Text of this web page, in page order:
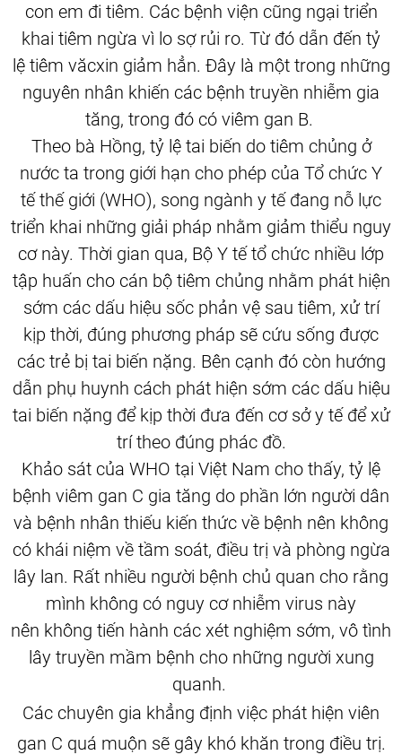
con em đi tiêm. Các bệnh viện cũng ngại triển
khai tiêm ngừa vì lo sợ rủi ro. Từ đó dẫn đến tỷ
lệ tiêm văcxin giảm hẳn. Đây là một trong những
nguyên nhân khiến các bệnh truyền nhiễm gia
tăng, trong đó có viêm gan B.
Theo bà Hồng, tỷ lệ tai biến do tiêm chủng ở
nước ta trong giới hạn cho phép của Tổ chức Y
tế thế giới (WHO), song ngành y tế đang nỗ lực
triển khai những giải pháp nhằm giảm thiểu nguy
cơ này. Thời gian qua, Bộ Y tế tổ chức nhiều lớp
tập huấn cho cán bộ tiêm chủng nhằm phát hiện
sớm các dấu hiệu sốc phản vệ sau tiêm, xử trí
kịp thời, đúng phương pháp sẽ cứu sống được
các trẻ bị tai biến nặng. Bên cạnh đó còn hướng
dẫn phụ huynh cách phát hiện sớm các dấu hiệu
tai biến nặng để kịp thời đưa đến cơ sở y tế để xử
trí theo đúng phác đồ.
Khảo sát của WHO tại Việt Nam cho thấy, tỷ lệ
bệnh viêm gan C gia tăng do phần lớn người dân
và bệnh nhân thiếu kiến thức về bệnh nên không
có khái niệm về tầm soát, điều trị và phòng ngừa
lây lan. Rất nhiều người bệnh chủ quan cho rằng
mình không có nguy cơ nhiễm virus này
nên không tiến hành các xét nghiệm sớm, vô tình
lây truyền mầm bệnh cho những người xung
quanh.
Các chuyên gia khẳng định việc phát hiện viên
gan C quá muộn sẽ gây khó khăn trong điều trị.